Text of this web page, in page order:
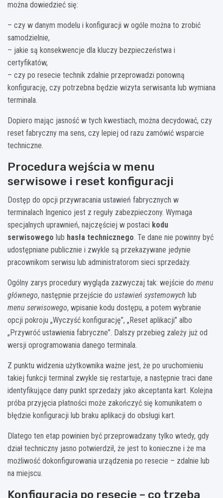
można dowiedzieć się:
– czy w danym modelu i konfiguracji w ogóle można to zrobić
samodzielnie,
– jakie są konsekwencje dla kluczy bezpieczeństwa i
certyfikatów,
– czy po resecie technik zdalnie przeprowadzi ponowną
konfigurację, czy potrzebna będzie wizyta serwisanta lub wymiana
terminala.
Dopiero mając jasność w tych kwestiach, można decydować, czy
reset fabryczny ma sens, czy lepiej od razu zamówić wsparcie
techniczne.
Procedura wejścia w menu
serwisowe i reset konfiguracji
Dostęp do opcji przywracania ustawień fabrycznych w
terminalach Ingenico jest z reguły zabezpieczony. Wymaga
specjalnych uprawnień, najczęściej w postaci kodu
serwisowego lub hasła technicznego. Te dane nie powinny być
udostępniane publicznie i zwykle są przekazywane jedynie
pracownikom serwisu lub administratorom sieci sprzedaży.
Ogólny zarys procedury wygląda zazwyczaj tak: wejście do menu
głównego, następnie przejście do ustawień systemowych lub
menu serwisowego, wpisanie kodu dostępu, a potem wybranie
opcji pokroju „Wyczyść konfigurację”, „Reset aplikacji” albo
„Przywróć ustawienia fabryczne”. Dalszy przebieg zależy już od
wersji oprogramowania danego terminala.
Z punktu widzenia użytkownika ważne jest, że po uruchomieniu
takiej funkcji terminal zwykle się restartuje, a następnie traci dane
identyfikujące dany punkt sprzedaży jako akceptanta kart. Kolejna
próba przyjęcia płatności może zakończyć się komunikatem o
błędzie konfiguracji lub braku aplikacji do obsługi kart.
Dlatego ten etap powinien być przeprowadzany tylko wtedy, gdy
dział techniczny jasno potwierdził, że jest to konieczne i że ma
możliwość dokonfigurowania urządzenia po resecie – zdalnie lub
na miejscu.
Konfiguracja po resecie – co trzeba